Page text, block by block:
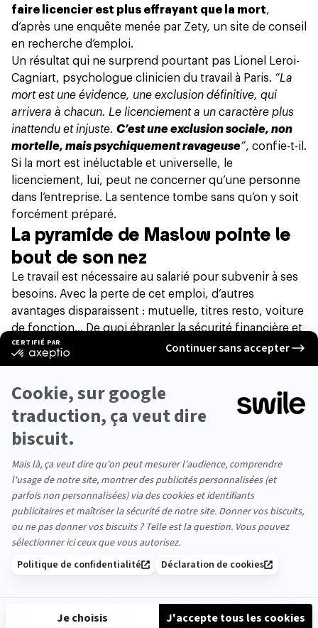
faire licencier est plus effrayant que la mort,
d’après une enquête menée par Zety, un site de conseil
en recherche d’emploi.
Un résultat qui ne surprend pourtant pas Lionel Leroi-
Cagniart, psychologue clinicien du travail à Paris. “La
mort est une évidence, une exclusion définitive, qui
arrivera à chacun. Le licenciement a un caractère plus
inattendu et injuste. C’est une exclusion sociale, non
mortelle, mais psychiquement ravageuse”, confie-t-il.
Si la mort est inéluctable et universelle, le
licenciement, lui, peut ne concerner qu’une personne
dans l’entreprise. La sentence tombe sans qu’on y soit
forcément préparé.
La pyramide de Maslow pointe le
bout de son nez
Le travail est nécessaire au salarié pour subvenir à ses
besoins. Avec la perte de cet emploi, d’autres
avantages disparaissent : mutuelle, titres resto, voiture
de fonction… De quoi ébranler la sécurité financière et
psychique : Que faire face à cette baisse de revenus ?
Comment payer les factures ? Quand retrouvera-t-on
perte de celui-ci, et par conséquent du pouvoir
d’achat, peut faire peur.
D’après le Baromètre IRSN 2023 (Institut de
Radioprotection et de Sûreté Nucléaire) sur la
perception des risques et de la sécurité par les
Français, le pouvoir d’achat est le sujet le plus
préoccupant pour eux (cité en premier par 36 % des
sondés).Le licenciement vient réveiller la crainte
de ne pas pouvoir subvenir à ses besoins primaires
(se nourrir, se loger…).
Quant à aller réclamer les allocations chômage, ce n’est
licenciées appréhendent tellement les échanges
humainement difficiles avec Pôle Emploi qu’elles